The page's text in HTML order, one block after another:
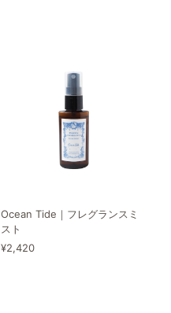
Ocean Tide｜フレグランスミ
スト
¥2,420